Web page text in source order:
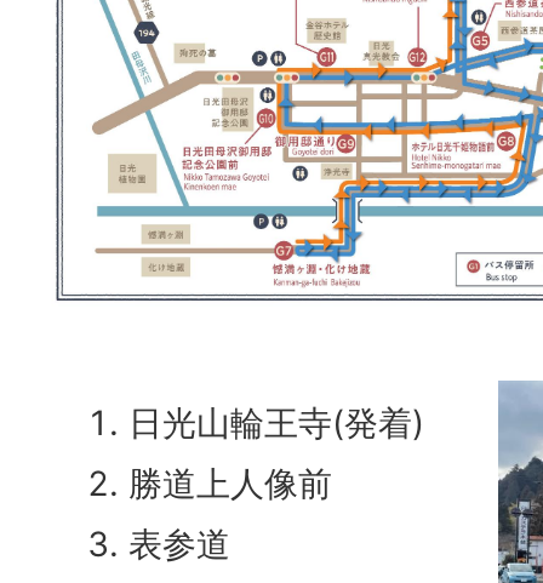
日光山輪王寺(発着)
勝道上人像前
表参道